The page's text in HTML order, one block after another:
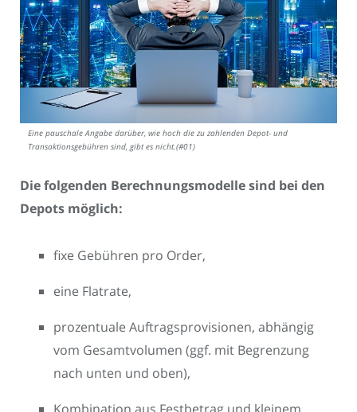
Eine pauschale Angabe darüber, wie hoch die zu zahlenden Depot- und
Transaktionsgebühren sind, gibt es nicht.(#01)
Die folgenden Berechnungsmodelle sind bei den
Depots möglich:
fixe Gebühren pro Order,
eine Flatrate,
prozentuale Auftragsprovisionen, abhängig
vom Gesamtvolumen (ggf. mit Begrenzung
nach unten und oben),